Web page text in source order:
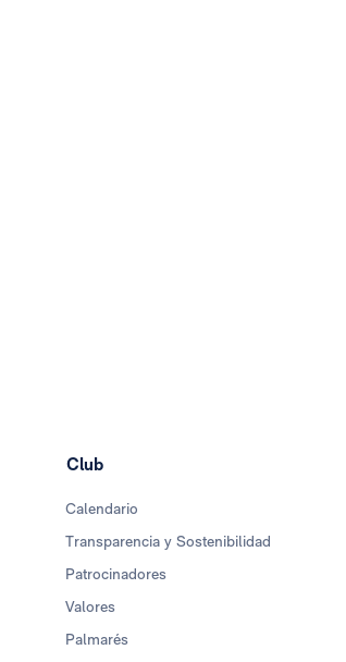
Club
Calendario
Transparencia y Sostenibilidad
Patrocinadores
Valores
Palmarés